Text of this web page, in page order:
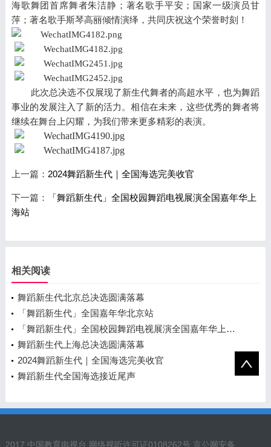
海歌舞团首席舞者朱洁静 ；著名歌手平安 ； 国家一级演员甘
萍； 著名歌手斯琴高丽倾情演绎 ， 共同 庆祝这个荣誉时刻 ！
此次总决选不仅展现了新生代舞者的高超水平，也为舞蹈
事业的发展注入了新的活力。相信在未来，这些优秀的舞者将
继续在舞台上闪耀，为我们带来更多精彩的表演。
上一篇： 2024舞蹈新生代｜全国海选完美收官
下一篇：
「舞蹈新生代」全国校园舞蹈电视展演全国嘉年华上
海站
相关阅读
舞蹈新生代北京总决选圆满落幕
「舞蹈新生代」全国嘉年华北京站
「舞蹈新生代」全国校园舞蹈电视展演全国嘉年华上海站
舞蹈新生代上海总决选圆满落幕
2024舞蹈新生代｜全国海选完美收官
舞蹈新生代全国海选接近尾声
2017 中国教育电视台 网络视听许可证0108262号 京公网安备